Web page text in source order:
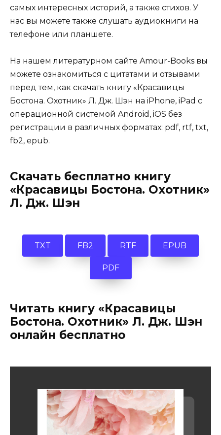
самых интересных историй, а также стихов. У
нас вы можете также слушать аудиокниги на
телефоне или планшете.
На нашем литературном сайте Amour-Books вы
можете ознакомиться с цитатами и отзывами
перед тем, как скачать книгу «Красавицы
Бостона. Охотник» Л. Дж. Шэн на iPhone, iPad с
операционной системой Android, iOS без
регистрации в различных форматах: pdf, rtf, txt,
fb2, epub.
Скачать бесплатно книгу
«Красавицы Бостона. Охотник»
Л. Дж. Шэн
TXT FB2 RTF EPUB
PDF
Читать книгу «Красавицы
Бостона. Охотник» Л. Дж. Шэн
онлайн бесплатно